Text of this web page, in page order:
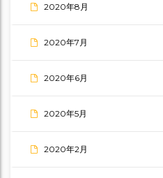
2020年8月
2020年7月
2020年6月
2020年5月
2020年2月